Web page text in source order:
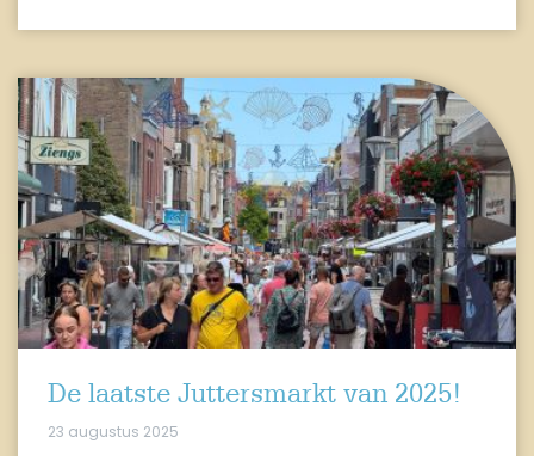
De laatste Juttersmarkt van 2025!
23 augustus 2025